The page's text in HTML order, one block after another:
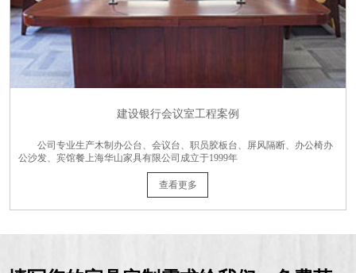
建设银行会议室工程案例
公司专业生产木制办公台、会议台、职员胶板台、屏风隔断、办公椅办
公沙发、宾馆餐上海华山家具有限公司成立于1999年
查看更多